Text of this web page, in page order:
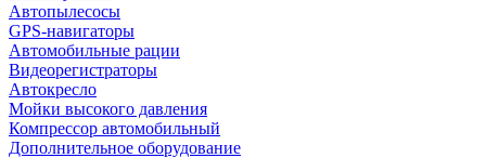
Автопылесосы
GPS-навигаторы
Автомобильные рации
Видеорегистраторы
Автокресло
Мойки высокого давления
Компрессор автомобильный
Дополнительное оборудование